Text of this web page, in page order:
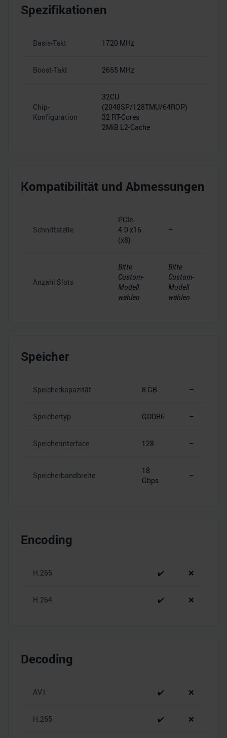
Spezifikationen
Basis-Takt 1720 MHz
Boost-Takt 2655 MHz
Chip-
Konfiguration
32CU
(2048SP/128TMU/64ROP)
32 RT-Cores
2MiB L2-Cache
Kompatibilität und Abmessungen
Schnittstelle
PCIe
4.0 x16
(x8)
–
Anzahl Slots
Bitte
Custom-
Modell
wählen
Bitte
Custom-
Modell
wählen
Speicher
Speicherkapazität 8 GB –
Speichertyp GDDR6 –
Speicherinterface 128 –
Speicherbandbreite
18
Gbps
–
Encoding
H.265 ✔️ ❌
H.264 ✔️ ❌
Decoding
AV1 ✔️ ❌
H.265 ✔️ ❌